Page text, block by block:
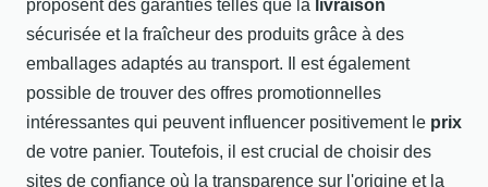
proposent des garanties telles que la livraison
sécurisée et la fraîcheur des produits grâce à des
emballages adaptés au transport. Il est également
possible de trouver des offres promotionnelles
intéressantes qui peuvent influencer positivement le prix
de votre panier. Toutefois, il est crucial de choisir des
sites de confiance où la transparence sur l'origine et la